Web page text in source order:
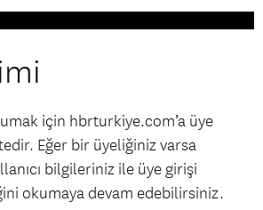
için hbrturkiye.com’a üye
Eğer bir üyeliğiniz varsa
bilgileriniz ile üye girişi
okumaya devam edebilirsiniz.